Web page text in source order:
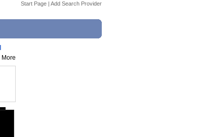
Start Page | Add Search Provider
More